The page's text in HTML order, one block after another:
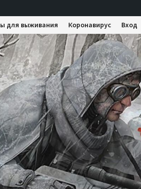
для выживания Коронавирус Вход